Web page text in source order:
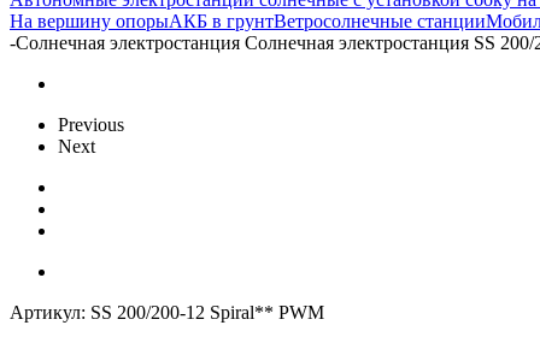
На вершину опорыАКБ в грунтВетросолнечные станции
-Солнечная электростанция Солнечная электростанция SS
Previous
Next
Артикул: SS 200/200-12 Spiral** PWM